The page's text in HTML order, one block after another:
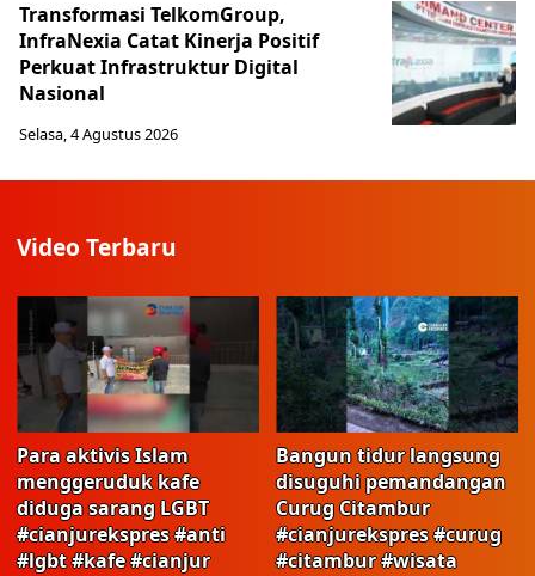
Transformasi TelkomGroup,
InfraNexia Catat Kinerja Positif
Perkuat Infrastruktur Digital
Nasional
Selasa, 4 Agustus 2026
Video Terbaru
Para aktivis Islam
menggeruduk kafe
diduga sarang LGBT
#cianjurekspres #anti
#lgbt #kafe #cianjur
Bangun tidur langsung
disuguhi pemandangan
Curug Citambur
#cianjurekspres #curug
#citambur #wisata